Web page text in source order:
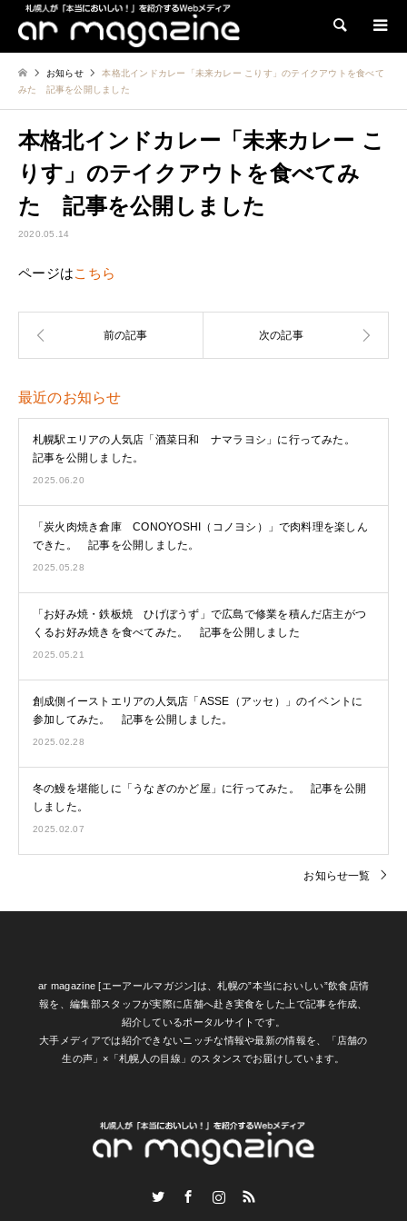
検索
お知らせ
本格北インドカレー「未来カレー こりす」のテイクアウトを食べて
みた 記事を公開しました
本格北インドカレー「未来カレー こ
りす」のテイクアウトを食べてみ
た 記事を公開しました
2020.05.14
ページはこちら
最近のお知らせ
札幌駅エリアの人気店「酒菜日和 ナマラヨシ」に行ってみた。
記事を公開しました。
2025.06.20
「炭火肉焼き倉庫 CONOYOSHI（コノヨシ）」で肉料理を楽しん
できた。 記事を公開しました。
2025.05.28
「お好み焼・鉄板焼 ひげぼうず」で広島で修業を積んだ店主がつ
くるお好み焼きを食べてみた。 記事を公開しました
2025.05.21
創成側イーストエリアの人気店「ASSE（アッセ）」のイベントに
参加してみた。 記事を公開しました。
2025.02.28
冬の鰻を堪能しに「うなぎのかど屋」に行ってみた。 記事を公開
しました。
2025.02.07
お知らせ一覧
ar magazine [エーアールマガジン]は、札幌の”本当においしい”飲食店情
報を、編集部スタッフが実際に店舗へ赴き実食をした上で記事を作成、
紹介しているポータルサイトです。
大手メディアでは紹介できないニッチな情報や最新の情報を、「店舗の
生の声」×「札幌人の目線」のスタンスでお届けしています。
InstagramRSS